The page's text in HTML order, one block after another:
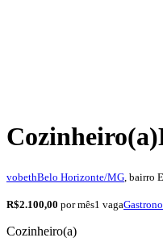
Cozinheiro(a)
vobethBelo Horizonte/MG , bairro
R$2.100,00 por mês1 vaga
Cozinheiro(a)